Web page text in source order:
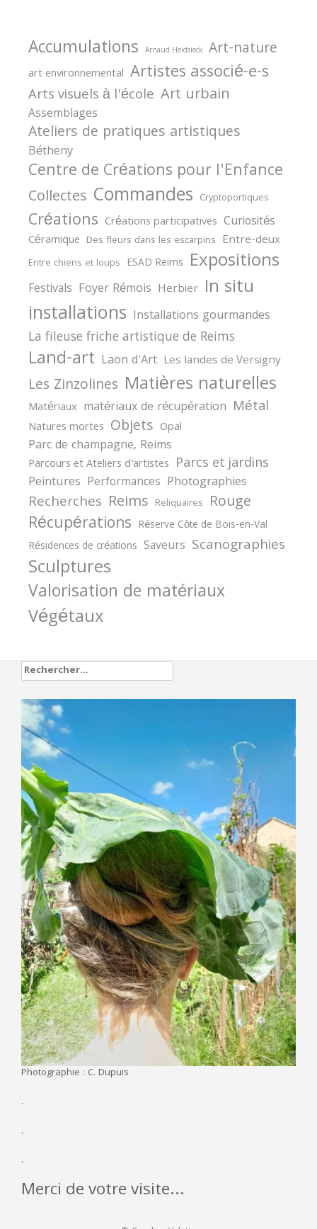
Accumulations Arnaud Heidsieck Art-nature
art environnemental Artistes associé-e-s
Arts visuels à l'école Art urbain
Assemblages
Ateliers de pratiques artistiques
Bétheny
Centre de Créations pour l'Enfance
Collectes Commandes Cryptoportiques
Créations Créations participatives Curiosités
Céramique Des fleurs dans les escarpins Entre-deux
Entre chiens et loups ESAD Reims Expositions
Festivals Foyer Rémois Herbier In situ
installations Installations gourmandes
La fileuse friche artistique de Reims
Land-art Laon d'Art Les landes de Versigny
Les Zinzolines Matières naturelles
Matériaux matériaux de récupération Métal
Natures mortes Objets Opal
Parc de champagne, Reims
Parcours et Ateliers d'artistes Parcs et jardins
Peintures Performances Photographies
Recherches Reims Reliquaires Rouge
Récupérations Réserve Côte de Bois-en-Val
Résidences de créations Saveurs Scanographies
Sculptures
Valorisation de matériaux
Végétaux
Rechercher :
Photographie : C. Dupuis
.
.
.
Merci de votre visite...